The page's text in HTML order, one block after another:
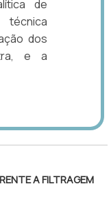
de
dos
e a
A FILTRAGEM